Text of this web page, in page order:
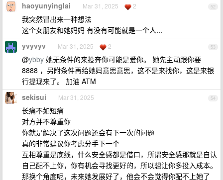
52
haoyunyinglai Mar 31, 2025 2
我突然冒出来一种想法
这个女朋友和她妈妈 有没有可能就是一个人...
53
yvyvyv Mar 31, 2025 2
@ybby 她无条件的来投奔你可能是爱你。 她先主动跟你要
8888 ，另附条件再给她妈意思意思，这不是来找你，这是来银
行提现来了。 加油 ATM
54
sekisui Mar 31, 2025
长痛不如短痛
对方并不尊重你
你就是解决了这次问题还会有下一次的问题
真的非常建议你考虑分手下一个
互相尊重是底线，什么安全感都是借口，所谓安全感那就是自认
自己配不上你，你有机会寻找更好的，所以想让你多投入成本。
那换个角度呢，未来她发展好了，他会不会觉得你配不上她了